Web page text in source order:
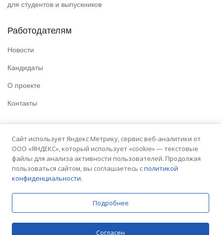
для студентов и выпускников
Работодателям
Новости
Кандидаты
О проекте
Контакты
Политика конфиденциальности
Условия использования
Сайт университета
© 2025 Embit. Все права защищены.
Сайт использует Яндекс Метрику, сервис веб-аналитики от
ООО «ЯНДЕКС», который использует «cookie» — текстовые
файлы для анализа активности пользователей. Продолжая
пользоваться сайтом, вы соглашаетесь сполитикой
конфиденциальности.
Подробнее
Согласен